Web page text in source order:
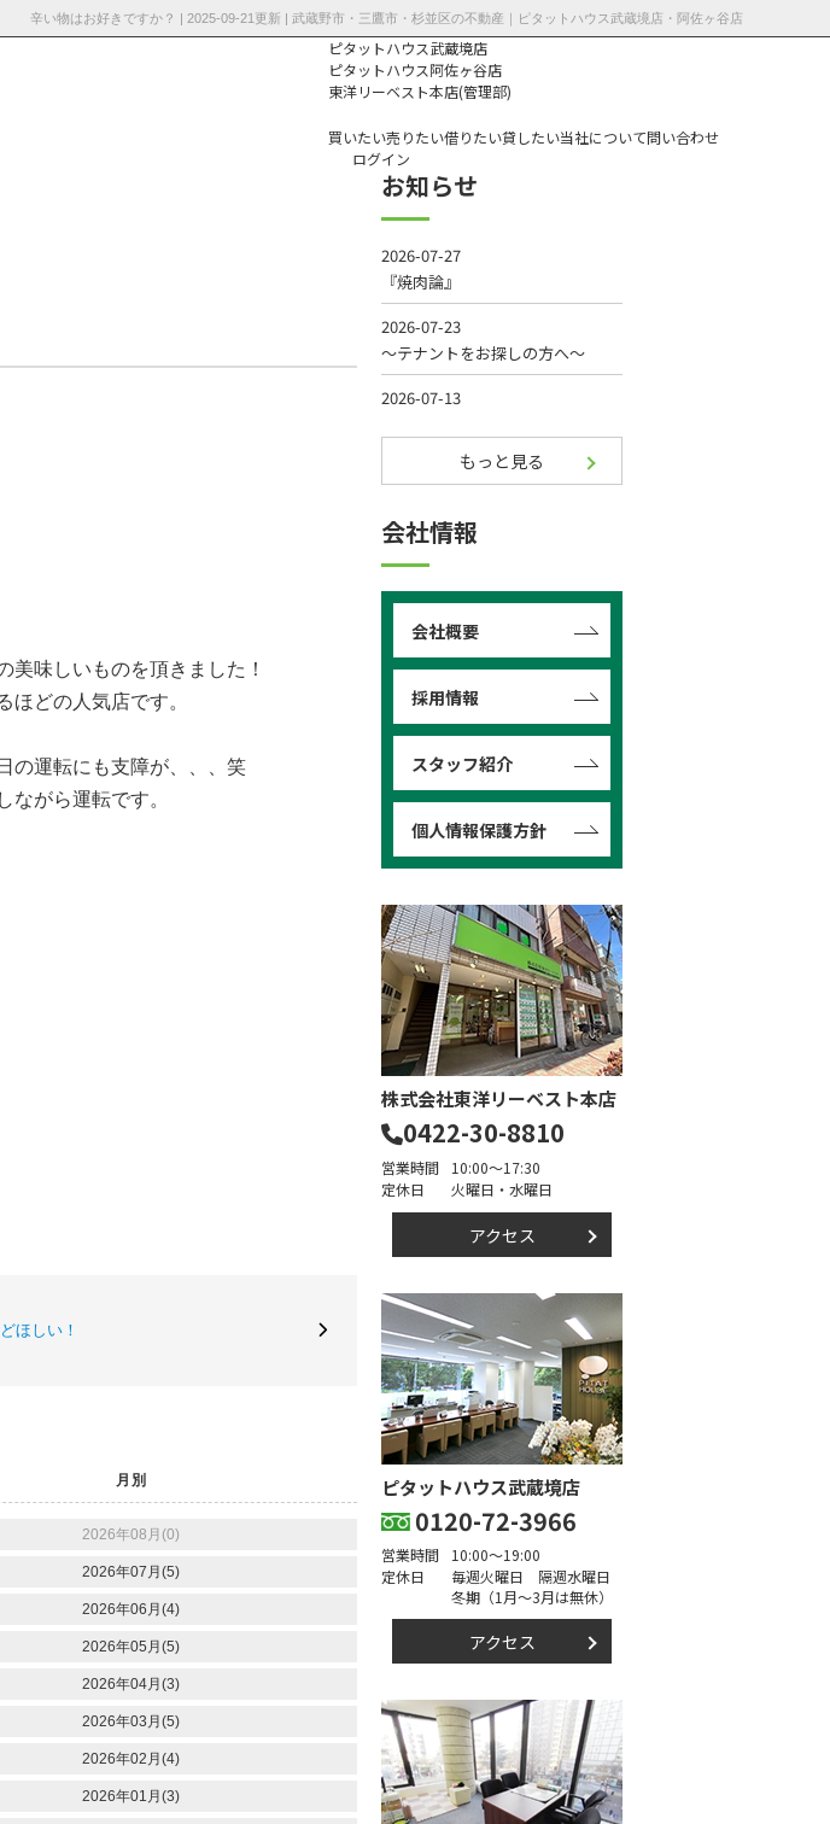
辛い物はお好きですか？ | 2025-09-21更新 | 武蔵野市・三鷹市・杉並区の不動産｜ピタットハウス武蔵境店・阿佐ヶ谷店
ピタットハウス武蔵境店
ピタットハウス阿佐ヶ谷店
東洋リーベスト本店(管理部)
買いたい売りたい借りたい貸したい当社について問い合わせ
ログイン
味しいものを頂きました！
どの人気店です。
の運転にも支障が、、、笑
がら運転です。
ほしい！
月別
2026年08月(0)
2026年07月(5)
2026年06月(4)
2026年05月(5)
2026年04月(3)
2026年03月(5)
2026年02月(4)
2026年01月(3)
お知らせ
もっと見る
会社情報
会社概要
採用情報
スタッフ紹介
個人情報保護方針
株式会社東洋リーベスト本店
0422-30-8810
営業時間
10:00～17:30
定休日
火曜日・水曜日
アクセス
ピタットハウス武蔵境店
0120-72-3966
営業時間
10:00～19:00
定休日
毎週火曜日 隔週水曜日
冬期（1月～3月は無休）
アクセス